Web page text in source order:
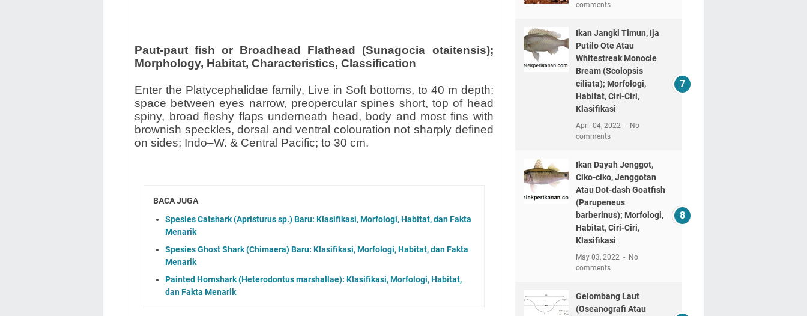
Paut-paut fish or Broadhead Flathead (Sunagocia otaitensis);
Morphology, Habitat, Characteristics, Classification
Enter the Platycephalidae family, Live in Soft bottoms, to 40 m depth;
space between eyes narrow, preopercular spines short, top of head
spiny, broad fleshy flaps underneath head, body and most fins with
brownish speckles, dorsal and ventral colouration not sharply defined
on sides; Indo–W. & Central Pacific; to 30 cm.
BACA JUGA
Spesies Catshark (Apristurus sp.) Baru: Klasifikasi, Morfologi, Habitat, dan Fakta
Menarik
Spesies Ghost Shark (Chimaera) Baru: Klasifikasi, Morfologi, Habitat, dan Fakta
Menarik
Painted Hornshark (Heterodontus marshallae): Klasifikasi, Morfologi, Habitat,
dan Fakta Menarik
comments
Ikan Jangki Timun, Ija
Putilo Ote Atau
Whitestreak Monocle
Bream (Scolopsis
ciliata); Morfologi,
Habitat, Ciri-Ciri,
Klasifikasi
April 04, 2022
No
comments
Ikan Dayah Jenggot,
Ciko-ciko, Jenggotan
Atau Dot-dash Goatfish
(Parupeneus
barberinus); Morfologi,
Habitat, Ciri-Ciri,
Klasifikasi
May 03, 2022
No
comments
Gelombang Laut
(Oseanografi Atau